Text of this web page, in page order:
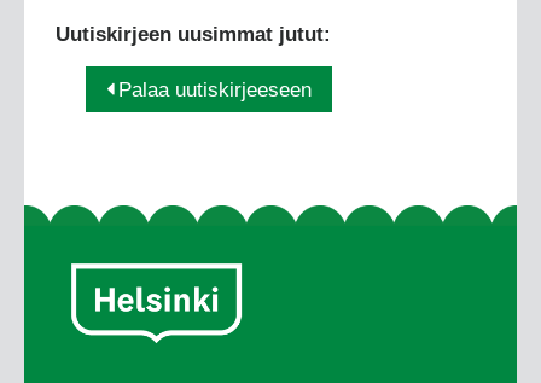
Uutiskirjeen uusimmat jutut:
Palaa uutiskirjeeseen